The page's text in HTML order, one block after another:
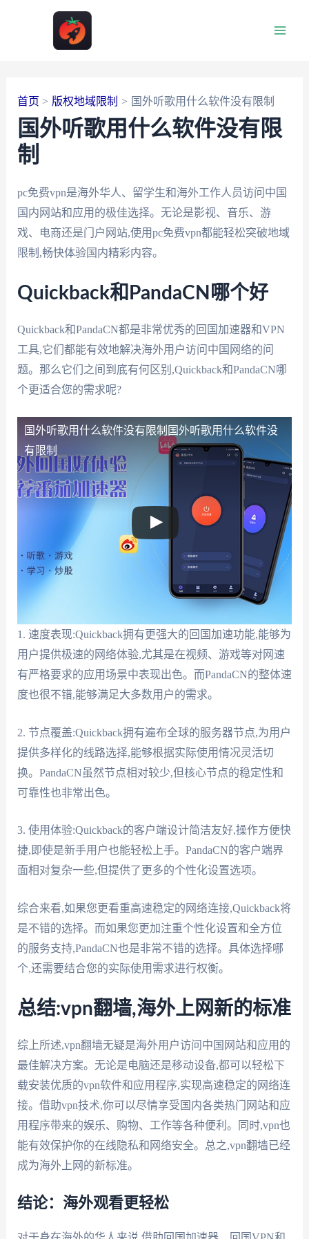
首页 版权地域限制 国外听歌用什么软件没有限制
国外听歌用什么软件没有限
制
pc免费vpn是海外华人、留学生和海外工作人员访问中国
国内网站和应用的极佳选择。无论是影视、音乐、游
戏、电商还是门户网站,使用pc免费vpn都能轻松突破地域
限制,畅快体验国内精彩内容。
Quickback和PandaCN哪个好
Quickback和PandaCN都是非常优秀的回国加速器和VPN
工具,它们都能有效地解决海外用户访问中国网络的问
题。那么它们之间到底有何区别,Quickback和PandaCN哪
个更适合您的需求呢?
国外听歌用什么软件没有限制 国外听歌用什么软件没
有限制
1. 速度表现:Quickback拥有更强大的回国加速功能,能够为
用户提供极速的网络体验,尤其是在视频、游戏等对网速
有严格要求的应用场景中表现出色。而PandaCN的整体速
度也很不错,能够满足大多数用户的需求。
2. 节点覆盖:Quickback拥有遍布全球的服务器节点,为用户
提供多样化的线路选择,能够根据实际使用情况灵活切
换。PandaCN虽然节点相对较少,但核心节点的稳定性和
可靠性也非常出色。
3. 使用体验:Quickback的客户端设计简洁友好,操作方便快
捷,即使是新手用户也能轻松上手。PandaCN的客户端界
面相对复杂一些,但提供了更多的个性化设置选项。
综合来看,如果您更看重高速稳定的网络连接,Quickback将
是不错的选择。而如果您更加注重个性化设置和全方位
的服务支持,PandaCN也是非常不错的选择。具体选择哪
个,还需要结合您的实际使用需求进行权衡。
总结:vpn翻墙,海外上网新的标准
综上所述,vpn翻墙无疑是海外用户访问中国网站和应用的
最佳解决方案。无论是电脑还是移动设备,都可以轻松下
载安装优质的vpn软件和应用程序,实现高速稳定的网络连
接。借助vpn技术,你可以尽情享受国内各类热门网站和应
用程序带来的娱乐、购物、工作等各种便利。同时,vpn也
能有效保护你的在线隐私和网络安全。总之,vpn翻墙已经
成为海外上网的新标准。
结论：海外观看更轻松